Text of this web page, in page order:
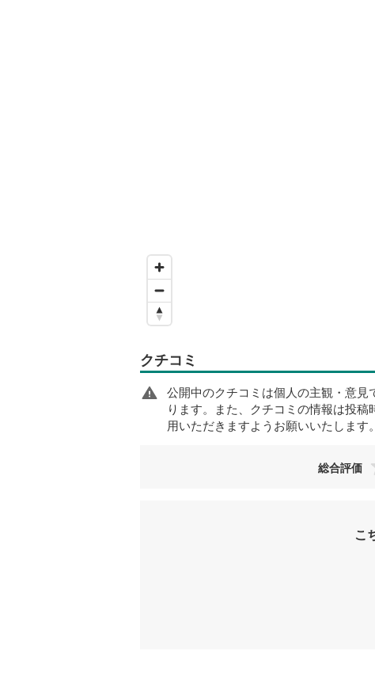
クチコミ
公開中のクチコミは個人の主観・意
ります。また、クチコミの情報は投
用いただきますようお願いいたします。
総合評価
こ